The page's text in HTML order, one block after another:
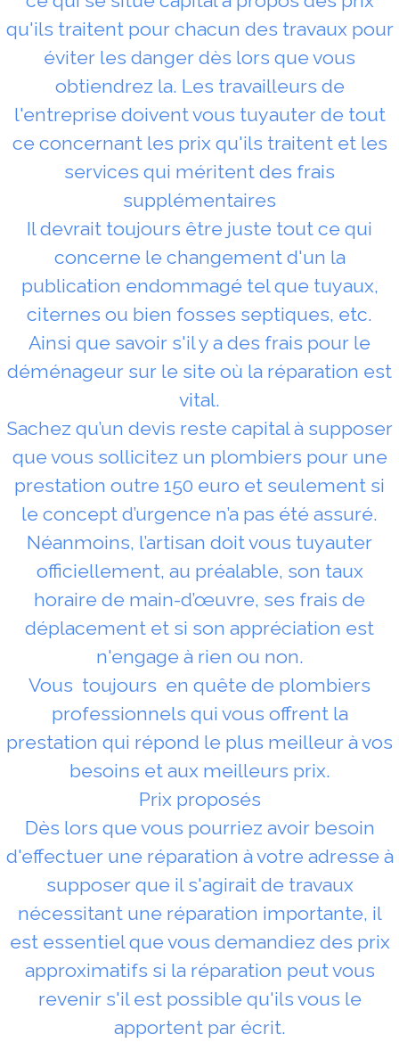
qu'ils traitent pour chacun des travaux pour
éviter les danger dès lors que vous
obtiendrez la. Les travailleurs de
l'entreprise doivent vous tuyauter de tout
ce concernant les prix qu'ils traitent et les
services qui méritent des frais
supplémentaires
Il devrait toujours être juste tout ce qui
concerne le changement d'un la
publication endommagé tel que tuyaux,
citernes ou bien fosses septiques, etc.
Ainsi que savoir s'il y a des frais pour le
déménageur sur le site où la réparation est
vital.
Sachez qu’un devis reste capital à supposer
que vous sollicitez un plombiers pour une
prestation outre 150 euro et seulement si
le concept d’urgence n’a pas été assuré.
Néanmoins, l’artisan doit vous tuyauter
officiellement, au préalable, son taux
horaire de main-d’œuvre, ses frais de
déplacement et si son appréciation est
n'engage à rien ou non.
Vous toujours en quête de plombiers
professionnels qui vous offrent la
prestation qui répond le plus meilleur à vos
besoins et aux meilleurs prix.
Prix proposés
Dès lors que vous pourriez avoir besoin
d'effectuer une réparation à votre adresse à
supposer que il s'agirait de travaux
nécessitant une réparation importante, il
est essentiel que vous demandiez des prix
approximatifs si la réparation peut vous
revenir s'il est possible qu'ils vous le
apportent par écrit.